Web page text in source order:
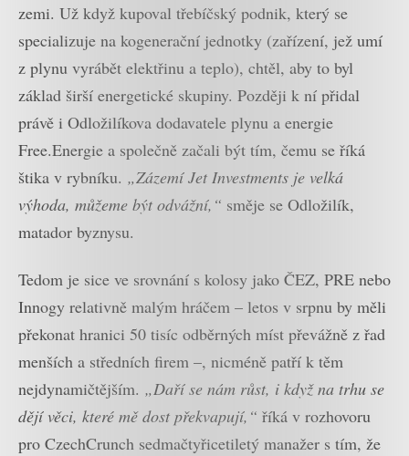
zemi. Už když kupoval třebíčský podnik, který se
specializuje na kogenerační jednotky (zařízení, jež umí
z plynu vyrábět elektřinu a teplo), chtěl, aby to byl
základ širší energetické skupiny. Později k ní přidal
právě i Odložilíkova dodavatele plynu a energie
Free.Energie a společně začali být tím, čemu se říká
štika v rybníku. „Zázemí Jet Investments je velká
výhoda, můžeme být odvážní,“ směje se Odložilík,
matador byznysu.
Tedom je sice ve srovnání s kolosy jako ČEZ, PRE nebo
Innogy relativně malým hráčem – letos v srpnu by měli
překonat hranici 50 tisíc odběrných míst převážně z řad
menších a středních firem –, nicméně patří k těm
nejdynamičtějším. „Daří se nám růst, i když na trhu se
dějí věci, které mě dost překvapují,“ říká v rozhovoru
pro CzechCrunch sedmačtyřicetiletý manažer s tím, že